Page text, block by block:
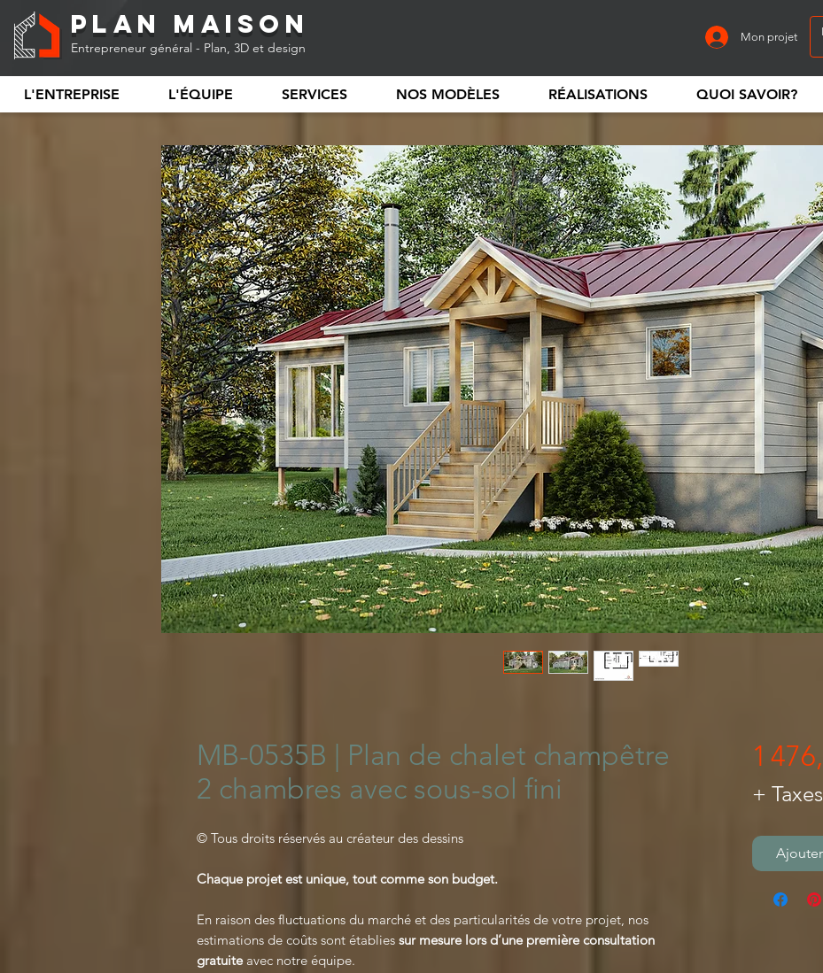
Plan Maison
Entrepreneur général - Plan, 3D et design
Mon projet
L'ENTREPRISE L'ÉQUIPE SERVICES NOS MODÈLES RÉALISATIONS QUOI SAVOIR?
© 2023 Plan Maison Québec
MB-0535B | Plan de chalet champêtre
2 chambres avec sous-sol fini
© Tous droits réservés au créateur des dessins
Chaque projet est unique, tout comme son budget.
En raison des fluctuations du marché et des particularités de votre projet, nos
estimations de coûts sont établies sur mesure lors d’une première consultation
gratuiteavec notre équipe.
1
+ Taxes